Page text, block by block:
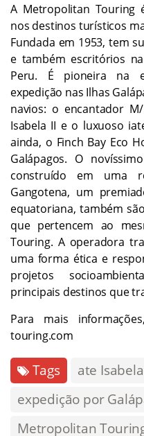
A Metropolitan Touring
nos destinos turísticos
Fundada em 1953, tem
e também escritórios
Peru. É pioneira na
expedição nas Ilhas
navios: o encantador
Isabela II e o luxuoso
ainda, o Finch Bay Eco
Galápagos. O
construído em uma
Gangotena, um
equatoriana, também
que pertencem ao
Touring. A operadora
uma forma ética e
projetos
principais destinos que
Para mais
touring.com
Tags ate
expedição por
Metropolitan